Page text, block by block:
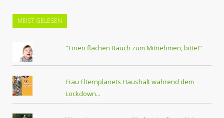
MEIST GELESEN
"Einen flachen Bauch zum Mitnehmen, bitte!"
Frau Elternplanets Haushalt während dem
Lockdown...